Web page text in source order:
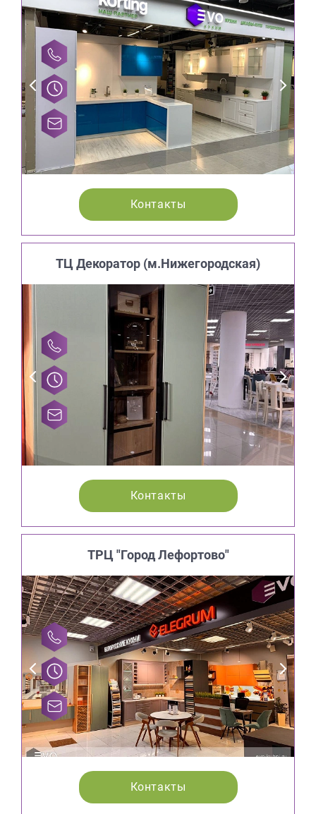
Контакты
ТЦ Декоратор (м.Нижегородская)
Контакты
ТРЦ "Город Лефортово"
Контакты